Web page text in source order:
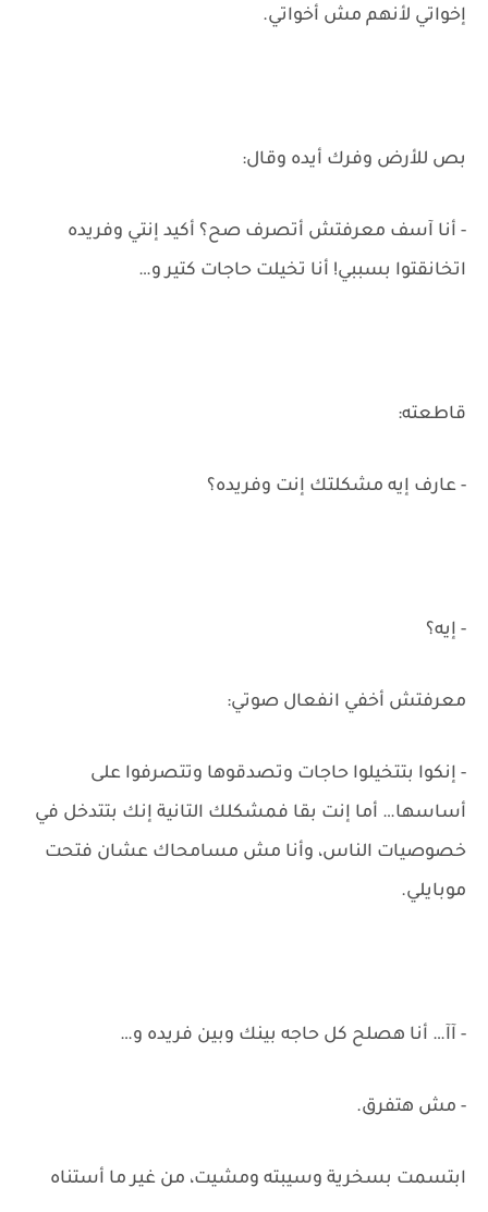
إخواتي لأنهم مش أخواتي.
بص للأرض وفرك أيده وقال:
- أنا آسف معرفتش أتصرف صح؟ أكيد إنتي وفريده
اتخانقتوا بسببي! أنا تخيلت حاجات كتير و…
قاطعته:
- عارف إيه مشكلتك إنت وفريده؟
- إيه؟
معرفتش أخفي انفعال صوتي:
- إنكوا بتتخيلوا حاجات وتصدقوها وتتصرفوا على
أساسها… أما إنت بقا فمشكلك التانية إنك بتتدخل في
خصوصيات الناس، وأنا مش مسامحاك عشان فتحت
موبايلي.
- آآ… أنا هصلح كل حاجه بينك وبين فريده و…
- مش هتفرق.
ابتسمت بسخرية وسيبته ومشيت، من غير ما أستناه